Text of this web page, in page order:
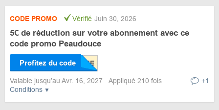
Conditions
CODE PROMO Vérifié Juin 30, 2026
5€ de réduction sur votre abonnement avec ce
code promo Peaudouce
Profitez du code
Valable jusqu’au Avr. 16, 2027 Appliqué 210 fois +1